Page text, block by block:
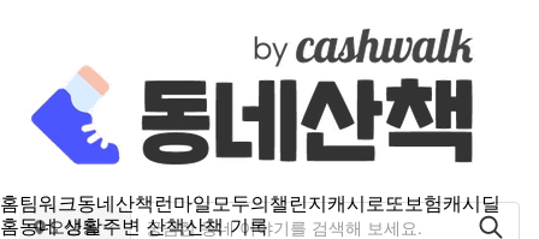
홈팀워크동네산책런마일모두의챌린지캐시로또보험캐시딜
홈동네 생활주변 산책산책 기록
오산동